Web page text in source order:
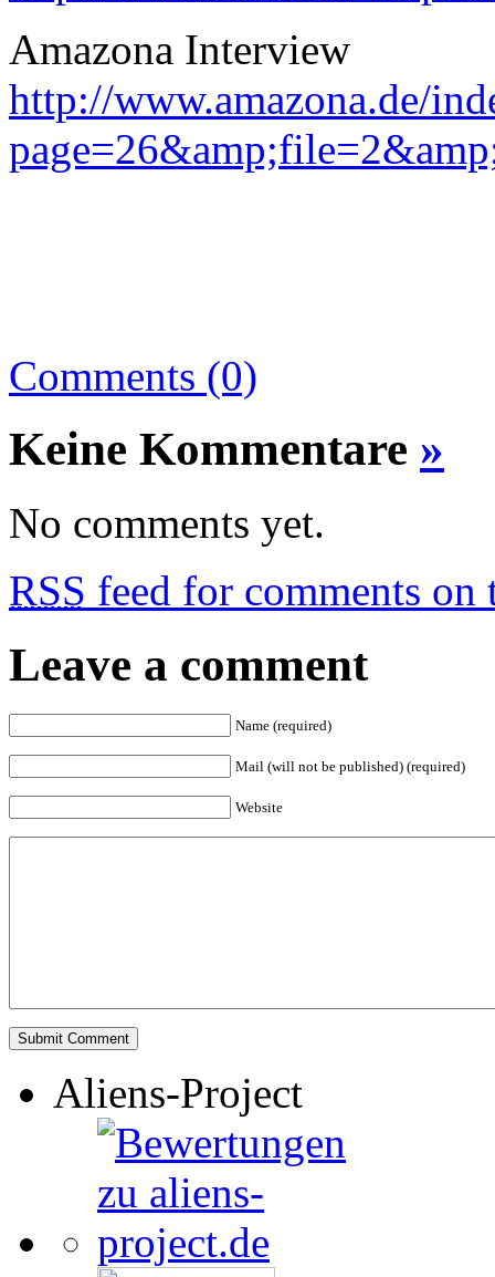
Amazona Interview
http://www.amazona.de/
Comments (0)
Keine Kommentare »
No comments yet.
RSS feed for comments on
Leave a comment
Name (required)
Mail (will not be published) (required)
Website
Aliens-Project